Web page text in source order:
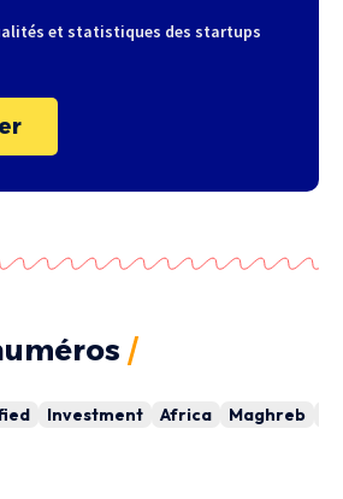
et statistiques des startups
Investment Africa Maghreb